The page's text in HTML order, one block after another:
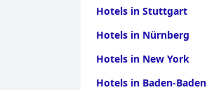
Hotels in Stuttgart
Hotels in Nürnberg
Hotels in New York
Hotels in Baden-Baden